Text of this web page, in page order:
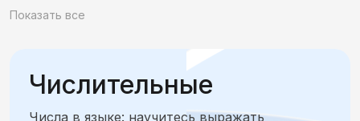
Винительный падеж
Дательный падеж
Творительный падеж Существительные
Показать все
Числительные
Числа в языке: научитесь выражать